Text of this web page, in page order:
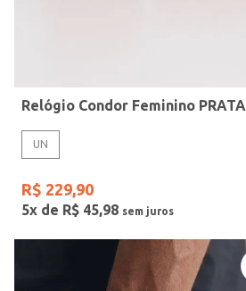
Relógio Condor Feminino PRATA
UN
R$ 229,90
5x de R$ 45,98